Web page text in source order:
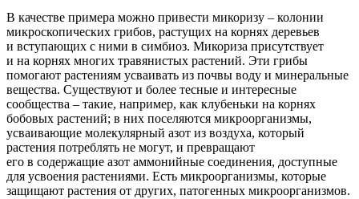
В качестве примера можно привести микоризу – колонии
микроскопических грибов, растущих на корнях деревьев
и вступающих с ними в симбиоз. Микориза присутствует
и на корнях многих травянистых растений. Эти грибы
помогают растениям усваивать из почвы воду и минеральные
вещества. Существуют и более тесные и интересные
сообщества – такие, например, как клубеньки на корнях
бобовых растений; в них поселяются микроорганизмы,
усваивающие молекулярный азот из воздуха, который
растения потреблять не могут, и превращают
его в содержащие азот аммонийные соединения, доступные
для усвоения растениями. Есть микроорганизмы, которые
защищают растения от других, патогенных микроорганизмов.